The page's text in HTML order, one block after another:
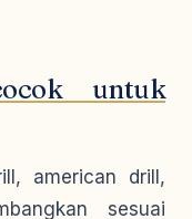
untuk
american drill,
sesuai